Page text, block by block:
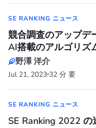
SE RANKING ニュース
競合調査のアップデ
AI搭載のアルゴリズ
野澤 洋介
Jul 21, 2023 32 分 要
SE RANKING ニュース
SE Ranking 2022